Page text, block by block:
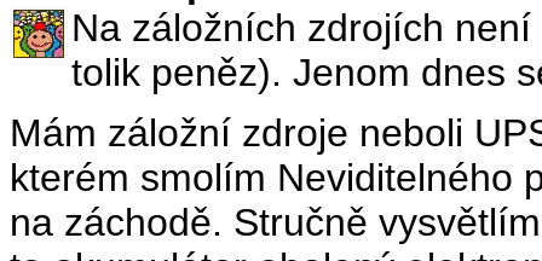
Na záložních zdrojích
tolik peněz). Jenom dnes
Mám záložní zdroje neboli
kterém smolím Neviditelného
na záchodě. Stručně